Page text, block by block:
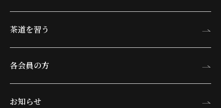
茶道を習う
各会員の方
お知らせ